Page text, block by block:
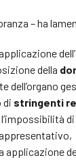
– ha
della
dell’organo
di stringenti
applicazione